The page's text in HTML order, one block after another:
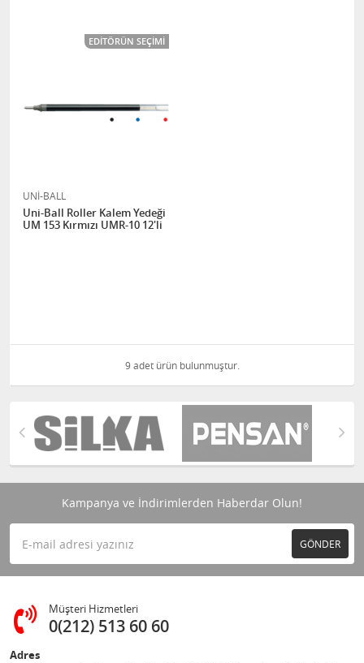
EDITÖRÜN SEÇIMI
UNİ-BALL
Uni-Ball Roller Kalem Yedeği
UM 153 Kırmızı UMR-10 12'li
9 adet ürün bulunmuştur.
Kampanya ve İndirimlerden Haberdar Olun!
GÖNDER
Müşteri Hizmetleri
0(212) 513 60 60
Adres